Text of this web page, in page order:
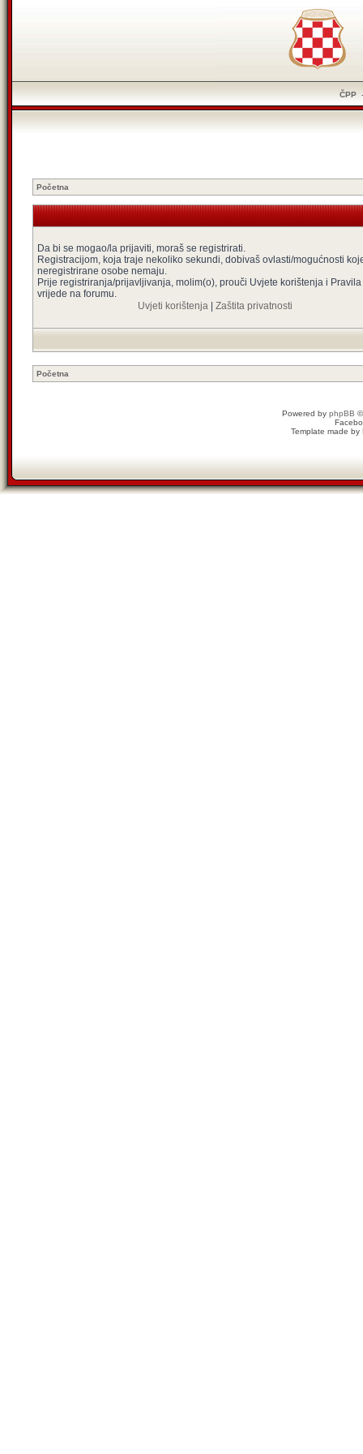
ČPP
Početna
Da bi se mogao/la prijaviti, moraš se registrirati.
Registracijom, koja traje nekoliko sekundi, dobivaš ovlasti/mogućnosti
neregistrirane osobe nemaju.
Prije registriranja/prijavljivanja, molim(o), prouči Uvjete korištenja i
vrijede na forumu.
Uvjeti korištenja| Zaštita privatnosti
Početna
Powered by phpBB
Template made by